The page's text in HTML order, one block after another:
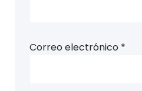
Correo electrónico *